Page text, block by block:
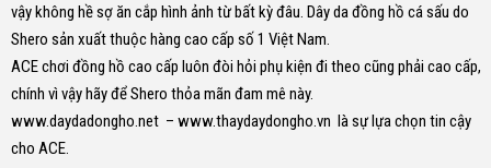
vậy không hề sợ ăn cắp hình ảnh từ bất kỳ đâu. Dây da đồng hồ cá sấu do
Shero sản xuất thuộc hàng cao cấp số 1 Việt Nam.
ACE chơi đồng hồ cao cấp luôn đòi hỏi phụ kiện đi theo cũng phải cao cấp,
chính vì vậy hãy để Shero thỏa mãn đam mê này.
www.daydadongho.net – www.thaydaydongho.vn là sự lựa chọn tin cậy
cho ACE.